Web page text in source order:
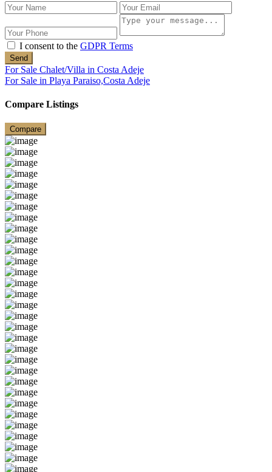
I consent to the GDPR Terms
Send
For Sale Chalet/Villa in Costa Adeje
For Sale in Playa Paraiso,Costa Adeje
Compare Listings
Compare